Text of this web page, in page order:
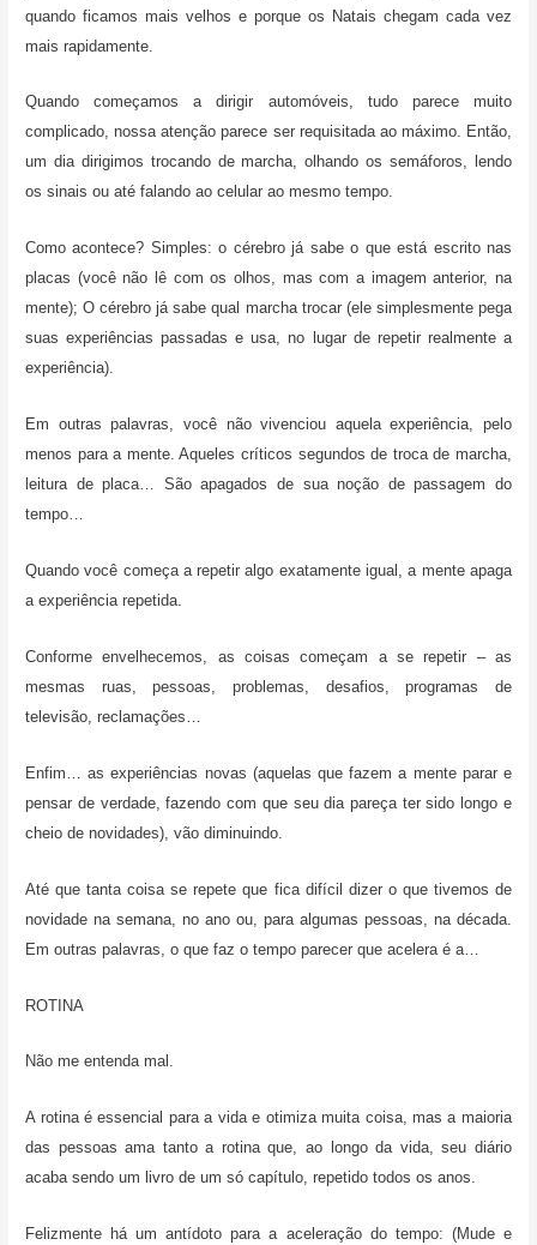
quando ficamos mais velhos e porque os Natais chegam cada vez
mais rapidamente.
Quando começamos a dirigir automóveis, tudo parece muito
complicado, nossa atenção parece ser requisitada ao máximo. Então,
um dia dirigimos trocando de marcha, olhando os semáforos, lendo
os sinais ou até falando ao celular ao mesmo tempo.
Como acontece? Simples: o cérebro já sabe o que está escrito nas
placas (você não lê com os olhos, mas com a imagem anterior, na
mente); O cérebro já sabe qual marcha trocar (ele simplesmente pega
suas experiências passadas e usa, no lugar de repetir realmente a
experiência).
Em outras palavras, você não vivenciou aquela experiência, pelo
menos para a mente. Aqueles críticos segundos de troca de marcha,
leitura de placa… São apagados de sua noção de passagem do
tempo…
Quando você começa a repetir algo exatamente igual, a mente apaga
a experiência repetida.
Conforme envelhecemos, as coisas começam a se repetir – as
mesmas ruas, pessoas, problemas, desafios, programas de
televisão, reclamações…
Enfim… as experiências novas (aquelas que fazem a mente parar e
pensar de verdade, fazendo com que seu dia pareça ter sido longo e
cheio de novidades), vão diminuindo.
Até que tanta coisa se repete que fica difícil dizer o que tivemos de
novidade na semana, no ano ou, para algumas pessoas, na década.
Em outras palavras, o que faz o tempo parecer que acelera é a…
ROTINA
Não me entenda mal.
A rotina é essencial para a vida e otimiza muita coisa, mas a maioria
das pessoas ama tanto a rotina que, ao longo da vida, seu diário
acaba sendo um livro de um só capítulo, repetido todos os anos.
Felizmente há um antídoto para a aceleração do tempo: (Mude e